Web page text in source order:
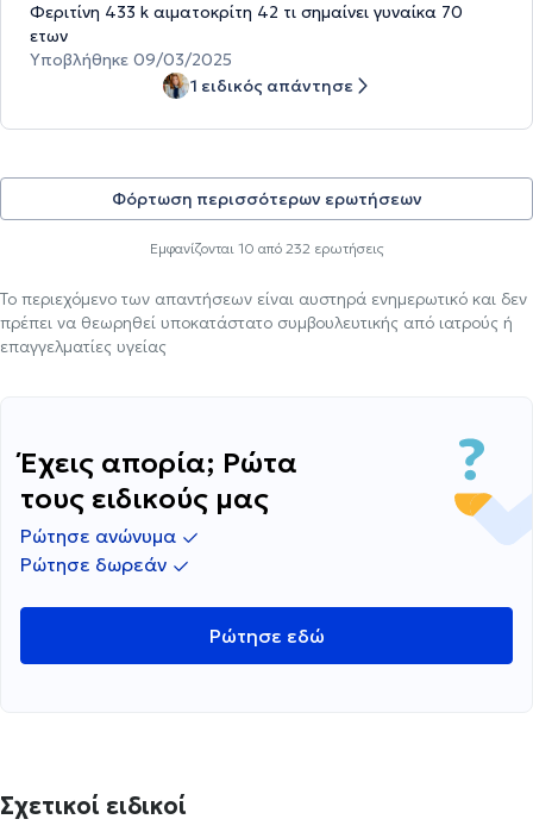
Φεριτίνη 433 k αιματοκρίτη 42 τι σημαίνει γυναίκα 70
ετων
Υποβλήθηκε 09/03/2025
1 ειδικός απάντησε
Φόρτωση περισσότερων ερωτήσεων
Εμφανίζονται 10 από 232 ερωτήσεις
Το περιεχόμενο των απαντήσεων είναι αυστηρά ενημερωτικό και δεν
πρέπει να θεωρηθεί υποκατάστατο συμβουλευτικής από ιατρούς ή
επαγγελματίες υγείας
Έχεις απορία; Ρώτα
τους ειδικούς μας
Ρώτησε ανώνυμα
Ρώτησε δωρεάν
Ρώτησε εδώ
Σχετικοί ειδικοί